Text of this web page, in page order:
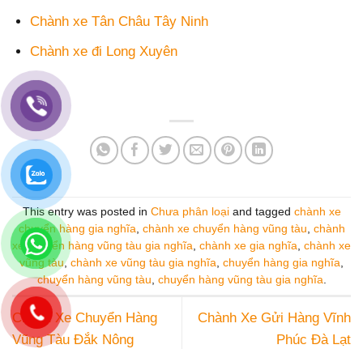
Chành xe Tân Châu Tây Ninh
Chành xe đi Long Xuyên
This entry was posted in Chưa phân loạiand tagged chành xe
chuyển hàng gia nghĩa chành xe chuyển hàng vũng tàu chành
xe chuyển hàng vũng tàu gia nghĩa chành xe gia nghĩa chành xe
vũng tàu, chành xe vũng tàu gia nghĩa chuyển hàng gia nghĩa
chuyển hàng vũng tàu chuyển hàng vũng tàu gia nghĩa
Chành Xe Chuyển Hàng
Vũng Tàu Đắk Nông
Chành Xe Gửi Hàng Vĩnh
Phúc Đà Lạt